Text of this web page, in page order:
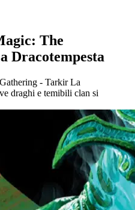
The
Dracotempesta
- Tarkir La
draghi e temibili clan si